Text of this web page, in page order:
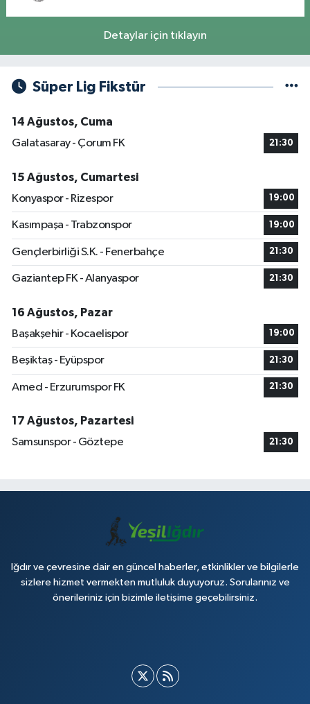
Detaylar için tıklayın
Süper Lig Fikstür
14 Ağustos, Cuma
Galatasaray - Çorum FK
21:30
15 Ağustos, Cumartesi
Konyaspor - Rizespor
19:00
Kasımpaşa - Trabzonspor 19:00
Gençlerbirliği S.K. - Fenerbahçe 21:30
Gaziantep FK - Alanyaspor 21:30
16 Ağustos, Pazar
Başakşehir - Kocaelispor
19:00
Beşiktaş - Eyüpspor 21:30
Amed - Erzurumspor FK 21:30
17 Ağustos, Pazartesi
Samsunspor - Göztepe
21:30
Iğdır ve çevresine dair en güncel haberler, etkinlikler ve bilgilerle
sizlere hizmet vermekten mutluluk duyuyoruz. Sorularınız ve
önerileriniz için bizimle iletişime geçebilirsiniz.